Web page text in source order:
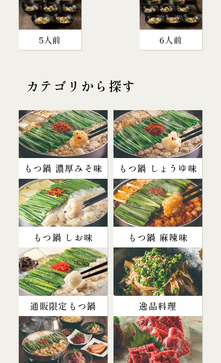
5人前 6人前
カテゴリから探す
もつ鍋 濃厚みそ味 もつ鍋 しょうゆ味
もつ鍋 しお味 もつ鍋 麻辣味
通販限定もつ鍋 逸品料理